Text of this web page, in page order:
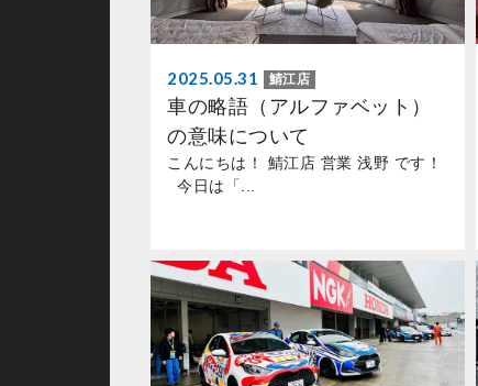
2025.05.31 鯖江店
車の略語（アルファベット）
の意味について
こんにちは！ 鯖江店 営業 浅野 です！
今日は「...